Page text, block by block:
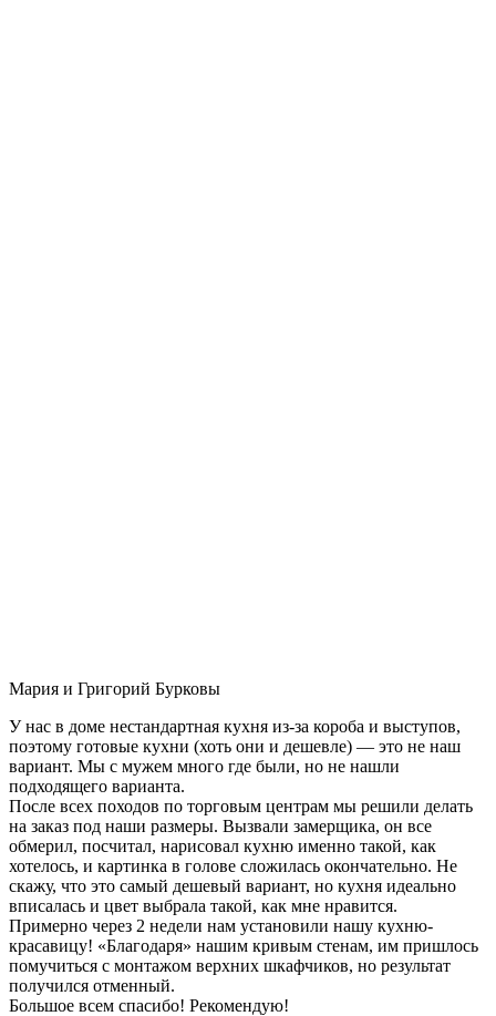
Мария и Григорий Бурковы
У нас в доме нестандартная кухня из-за короба и выступов,
поэтому готовые кухни (хоть они и дешевле) — это не наш
вариант. Мы с мужем много где были, но не нашли
подходящего варианта.
После всех походов по торговым центрам мы решили делать
на заказ под наши размеры. Вызвали замерщика, он все
обмерил, посчитал, нарисовал кухню именно такой, как
хотелось, и картинка в голове сложилась окончательно. Не
скажу, что это самый дешевый вариант, но кухня идеально
вписалась и цвет выбрала такой, как мне нравится.
Примерно через 2 недели нам установили нашу кухню-
красавицу! «Благодаря» нашим кривым стенам, им пришлось
помучиться с монтажом верхних шкафчиков, но результат
получился отменный.
Большое всем спасибо! Рекомендую!